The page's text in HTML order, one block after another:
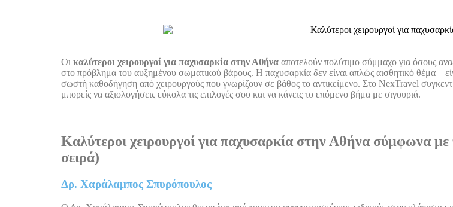
Οι καλύτεροι χειρουργοί για παχυσαρκία στην Αθήνα αποτελούν πολύτιμο σύμμαχο για όσους
στο πρόβλημα του αυξημένου σωματικού βάρους. Η παχυσαρκία δεν είναι απλώς αισθητικό θέμα –
σωστή καθοδήγηση από χειρουργούς που γνωρίζουν σε βάθος το αντικείμενο. Στο NexTravel
μπορείς να αξιολογήσεις εύκολα τις επιλογές σου και να κάνεις το επόμενο βήμα με σιγουριά.
Καλύτεροι χειρουργοί για παχυσαρκία στην Αθήνα σύμφωνα
σειρά)
Δρ. Χαράλαμπος Σπυρόπουλος